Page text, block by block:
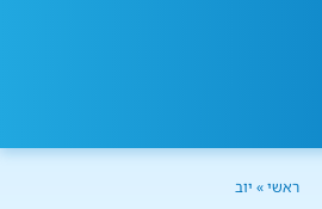
ראשי» יוב